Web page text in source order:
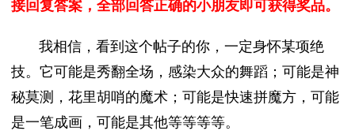
接回复答案，全部回答正确的小朋友即可获得奖品。
我相信，看到这个帖子的你，一定身怀某项绝
技。它可能是秀翻全场，感染大众的舞蹈；可能是神
秘莫测，花里胡哨的魔术；可能是快速拼魔方，可能
是一笔成画，可能是其他等等等等。